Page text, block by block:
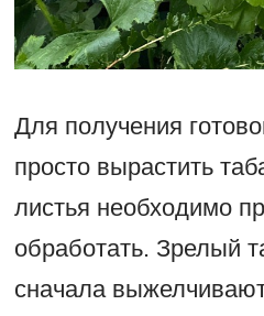
Для получения
просто вырастить
листья необходимо
обработать. Зрелый
сначала